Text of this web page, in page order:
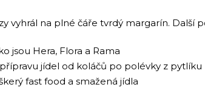
vyhrál na plné čáře tvrdý margarín. Další
jsou Hera, Flora a Rama
jídel od koláčů po polévky z pytlíku
fast food a smažená jídla